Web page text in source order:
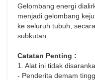
Gelombang energi
menjadi gelombang
ke seluruh tubuh,
subkutan.
Catatan Penting :
1. Alat ini tidak
- Penderita demam